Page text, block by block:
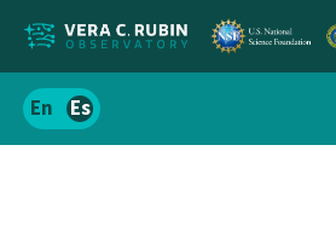
Localizar
el
Español